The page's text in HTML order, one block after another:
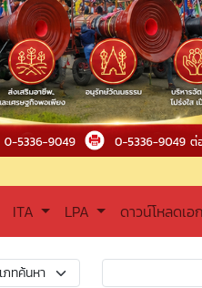
ยินดีต้อน
ITA LPA ดาวน์โหลดเอ